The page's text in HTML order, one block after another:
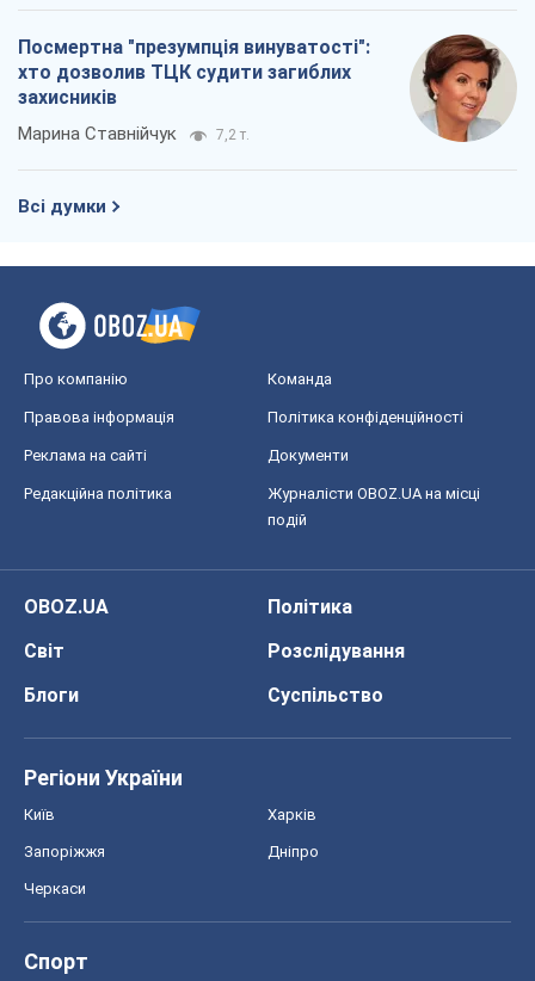
Посмертна "презумпція винуватості":
хто дозволив ТЦК судити загиблих
захисників
Марина Ставнійчук 7,2 т.
Всі думки
Про компанію Команда
Правова інформація Політика конфіденційності
Реклама на сайті Документи
Редакційна політика
Журналісти OBOZ.UA на місці
подій
OBOZ.UA
Політика
Світ
Розслідування
Блоги
Суспільство
Регіони України
Київ Харків
Запоріжжя Дніпро
Черкаси
Спорт